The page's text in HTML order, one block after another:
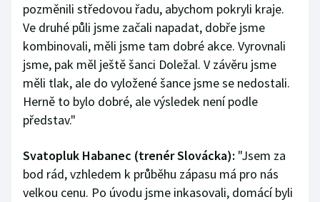
pozměnili středovou řadu, abychom pokryli kraje.
Ve druhé půli jsme začali napadat, dobře jsme
kombinovali, měli jsme tam dobré akce. Vyrovnali
jsme, pak měl ještě šanci Doležal. V závěru jsme
měli tlak, ale do vyložené šance jsme se nedostali.
Herně to bylo dobré, ale výsledek není podle
představ."
Svatopluk Habanec (trenér Slovácka): "Jsem za
bod rád, vzhledem k průběhu zápasu má pro nás
velkou cenu. Po úvodu jsme inkasovali, domácí byli